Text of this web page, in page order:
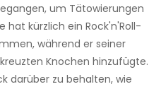
um Tätowierungen
hat kürzlich ein Rock'n'Roll-
während er seiner
Knochen hinzufügte.
darüber zu behalten, wie